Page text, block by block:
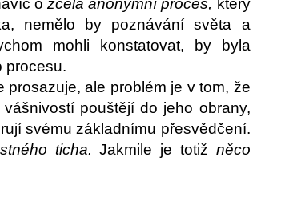
nemělo by poznávání světa a
mohli konstatovat, by byla
procesu.
ale problém je v tom, že
pouštějí do jeho obrany,
svému základnímu přesvědčení.
ticha.Jakmile je totiž něco